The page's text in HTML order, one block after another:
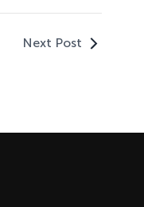
Next Post